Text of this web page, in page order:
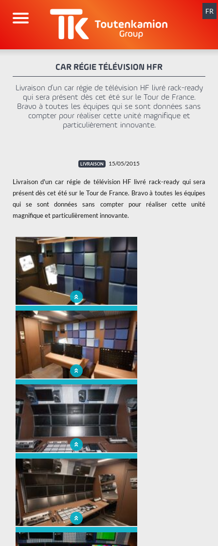
contenu
FR
CAR RÉGIE TÉLÉVISION HFR
Livraison d'un car régie de télévision HF livré rack-ready
qui sera présent dès cet été sur le Tour de France.
Bravo à toutes les équipes qui se sont données sans
compter pour réaliser cette unité magnifique et
particulièrement innovante.
15/05/2015
Livraison d'un car régie de télévision HF livré rack-ready qui sera
présent dès cet été sur le Tour de France. Bravo à toutes les équipes
qui se sont données sans compter pour réaliser cette unité
magnifique et particulièrement innovante.
Régie vidéo B40 pour notre fidèle client
Euromadia
Régie vidéo B40 pour notre fidèle client
Euromadia
Régie vidéo B40 pour notre fidèle client
Euromadia
Régie vidéo B40 pour notre fidèle client
Euromadia